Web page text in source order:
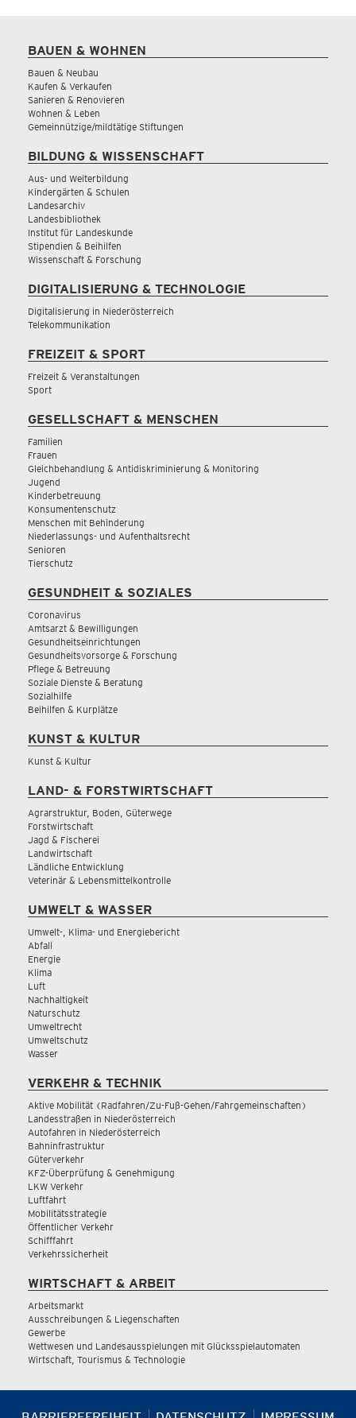
BAUEN & WOHNEN
Bauen & Neubau
Kaufen & Verkaufen
Sanieren & Renovieren
Wohnen & Leben
Gemeinnützige/mildtätige Stiftungen
BILDUNG & WISSENSCHAFT
Aus- und Weiterbildung
Kindergärten & Schulen
Landesarchiv
Landesbibliothek
Institut für Landeskunde
Stipendien & Beihilfen
Wissenschaft & Forschung
DIGITALISIERUNG & TECHNOLOGIE
Digitalisierung in Niederösterreich
Telekommunikation
FREIZEIT & SPORT
Freizeit & Veranstaltungen
Sport
GESELLSCHAFT & MENSCHEN
Familien
Frauen
Gleichbehandlung & Antidiskriminierung & Monitoring
Jugend
Kinderbetreuung
Konsumentenschutz
Menschen mit Behinderung
Niederlassungs- und Aufenthaltsrecht
Senioren
Tierschutz
GESUNDHEIT & SOZIALES
Coronavirus
Amtsarzt & Bewilligungen
Gesundheitseinrichtungen
Gesundheitsvorsorge & Forschung
Pflege & Betreuung
Soziale Dienste & Beratung
Sozialhilfe
Beihilfen & Kurplätze
KUNST & KULTUR
Kunst & Kultur
LAND- & FORSTWIRTSCHAFT
Agrarstruktur, Boden, Güterwege
Forstwirtschaft
Jagd & Fischerei
Landwirtschaft
Ländliche Entwicklung
Veterinär & Lebensmittelkontrolle
UMWELT & WASSER
Umwelt-, Klima- und Energiebericht
Abfall
Energie
Klima
Luft
Nachhaltigkeit
Naturschutz
Umweltrecht
Umweltschutz
Wasser
VERKEHR & TECHNIK
Aktive Mobilität (Radfahren/Zu-Fuß-Gehen/Fahrgemeinschaften)
Landesstraßen in Niederösterreich
Autofahren in Niederösterreich
Bahninfrastruktur
Güterverkehr
KFZ-Überprüfung & Genehmigung
LKW Verkehr
Luftfahrt
Mobilitätsstrategie
Öffentlicher Verkehr
Schifffahrt
Verkehrssicherheit
WIRTSCHAFT & ARBEIT
Arbeitsmarkt
Ausschreibungen & Liegenschaften
Gewerbe
Wettwesen und Landesausspielungen mit Glücksspielautomaten
Wirtschaft, Tourismus & Technologie